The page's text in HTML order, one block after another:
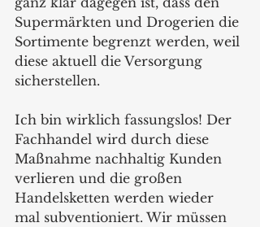
Supermärkten und Drogerien die
Sortimente begrenzt werden, weil
diese aktuell die Versorgung
sicherstellen.
Ich bin wirklich fassungslos! Der
Fachhandel wird durch diese
Maßnahme nachhaltig Kunden
verlieren und die großen
Handelsketten werden wieder
mal subventioniert. Wir müssen